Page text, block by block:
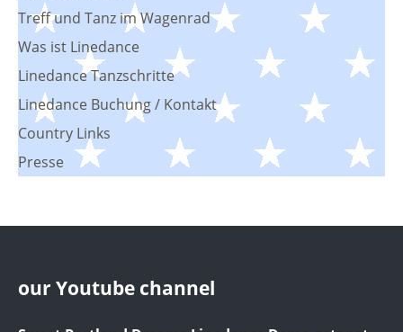
Treff und Tanz im Wagenrad
Was ist Linedance
Linedance Tanzschritte
Linedance Buchung / Kontakt
Country Links
Presse
our Youtube channel